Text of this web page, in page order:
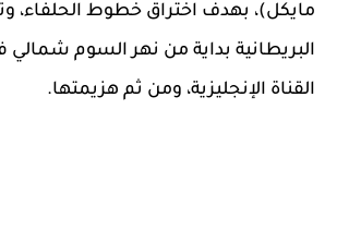
مايكل)، بهدف اختراق خطوط الحلفاء،
البريطانية بداية من نهر السوم شمالي
القناة الإنجليزية، ومن ثم هزيمتها.